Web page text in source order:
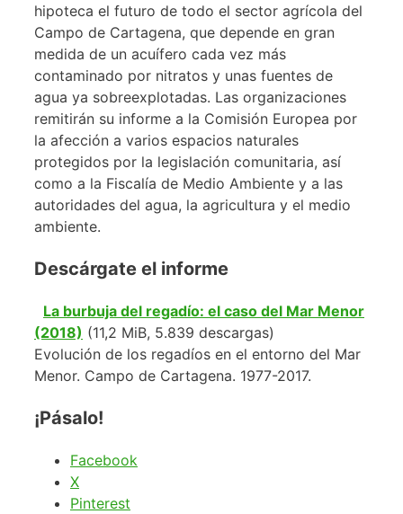
hipoteca el futuro de todo el sector agrícola del
Campo de Cartagena, que depende en gran
medida de un acuífero cada vez más
contaminado por nitratos y unas fuentes de
agua ya sobreexplotadas. Las organizaciones
remitirán su informe a la Comisión Europea por
la afección a varios espacios naturales
protegidos por la legislación comunitaria, así
como a la Fiscalía de Medio Ambiente y a las
autoridades del agua, la agricultura y el medio
ambiente.
Descárgate el informe
La burbuja del regadío: el caso del Mar Menor
(2018) (11,2 MiB, 5.839 descargas)
Evolución de los regadíos en el entorno del Mar
Menor. Campo de Cartagena. 1977-2017.
¡Pásalo!
Facebook
X
Pinterest